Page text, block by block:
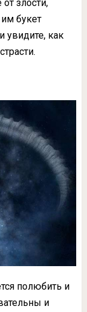
злости,
букет
увидите, как
полюбить и
и